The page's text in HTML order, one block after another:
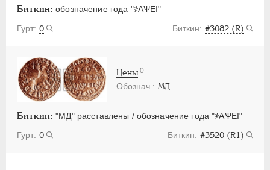
Биткин: обозначение года "҂АѰЕI"
0
#3082 (R)
МД
Биткин: "МД" расставлены / обозначение года "҂АѰЕI"
0
#3520 (R1)
Цены 0